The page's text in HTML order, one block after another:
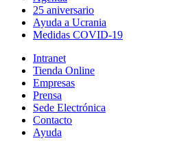
25 aniversario
Ayuda a Ucrania
Medidas COVID-19
Intranet
Tienda Online
Empresas
Prensa
Sede Electrónica
Contacto
Ayuda